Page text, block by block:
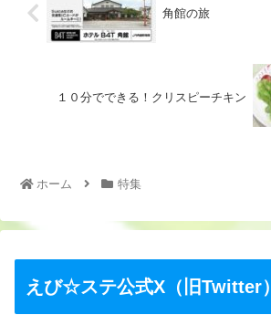
角館の旅
１０分でできる！クリスピーチキン
ホーム 特集
えび☆ステ公式X（旧Twitter）